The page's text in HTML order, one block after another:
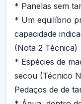
* Panelas sem
* Um equilíbrio
capacidade
(Nota 2 Técnica)
* Espécies de
secou (Técnico
Pedaços de de